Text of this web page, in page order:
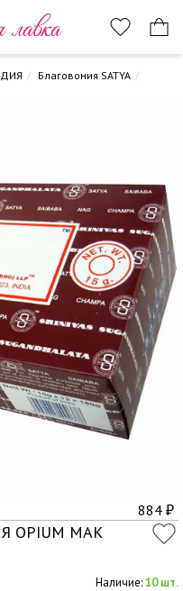
лавка
Благовония SATYA
884 ₽
OPIUM МАК
Наличие:10 шт.